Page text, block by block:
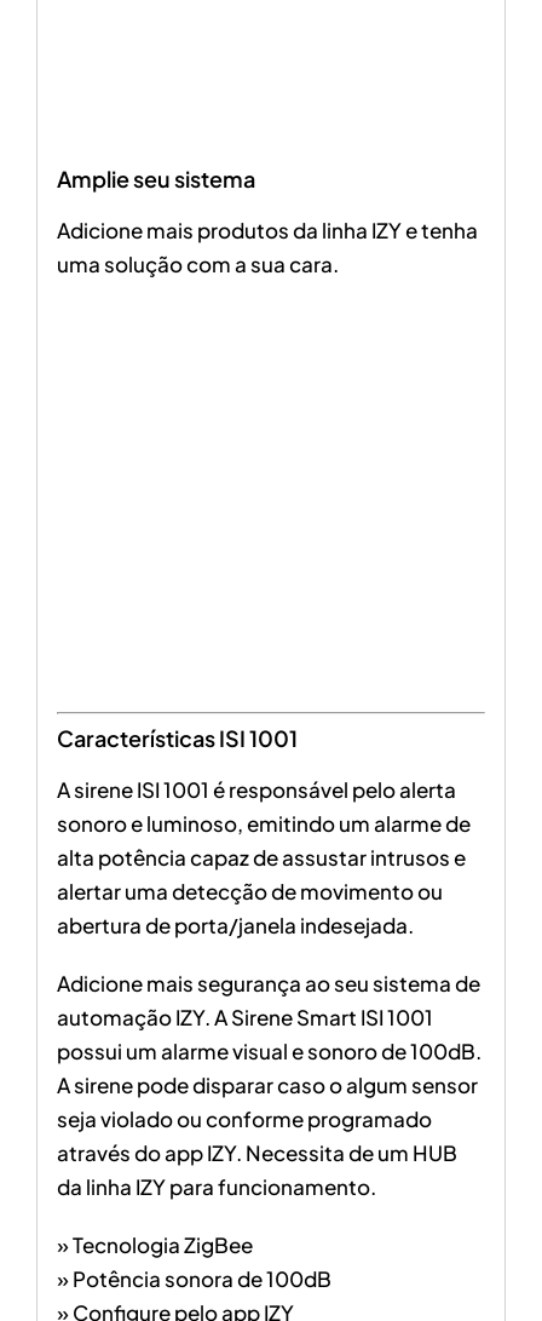
Amplie seu sistema
Adicione mais produtos da linha IZY e tenha
uma solução com a sua cara.
Características ISI 1001
A sirene ISI 1001 é responsável pelo alerta
sonoro e luminoso, emitindo um alarme de
alta potência capaz de assustar intrusos e
alertar uma detecção de movimento ou
abertura de porta/janela indesejada.
Adicione mais segurança ao seu sistema de
automação IZY. A Sirene Smart ISI 1001
possui um alarme visual e sonoro de 100dB.
A sirene pode disparar caso o algum sensor
seja violado ou conforme programado
através do app IZY. Necessita de um HUB
da linha IZY para funcionamento.
» Tecnologia ZigBee
» Potência sonora de 100dB
» Configure pelo app IZY